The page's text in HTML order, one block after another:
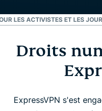
LES ACTIVISTES ET LES
Droits numériques
Leadership du
Droits
ExpressVPN s'est